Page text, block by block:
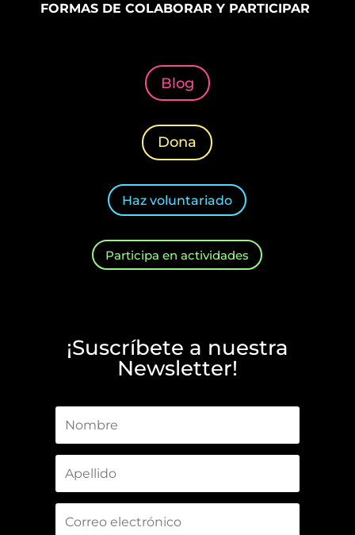
FORMAS DE COLABORAR Y PARTICIPAR
Blog
Dona
Haz voluntariado
Participa en actividades
¡Suscríbete a nuestra
Newsletter!